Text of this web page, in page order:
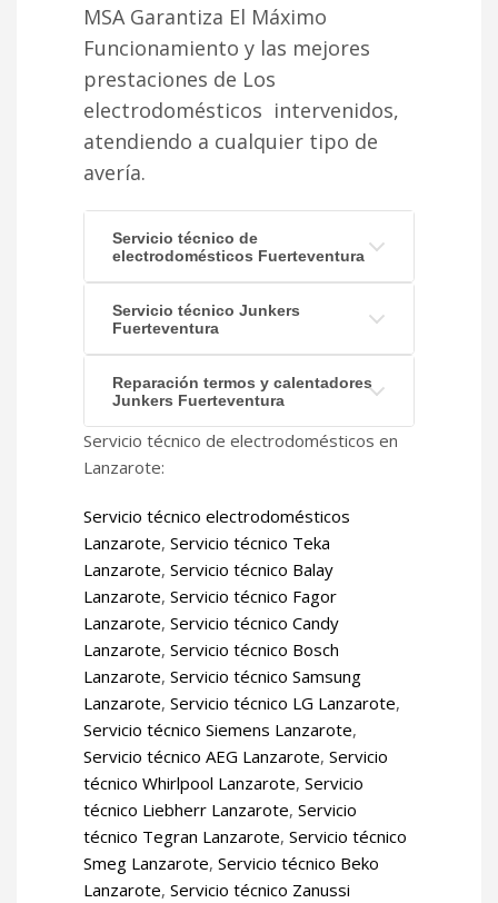
MSA Garantiza El Máximo
Funcionamiento y las mejores
prestaciones de Los
electrodomésticos intervenidos,
atendiendo a cualquier tipo de
avería.
Servicio técnico de
electrodomésticos Fuerteventura
Servicio técnico Junkers
Fuerteventura
Reparación termos y calentadores
Junkers Fuerteventura
Servicio técnico de electrodomésticos en
Lanzarote:
Servicio técnico electrodomésticos
Lanzarote, Servicio técnico Teka
Lanzarote, Servicio técnico Balay
Lanzarote, Servicio técnico Fagor
Lanzarote, Servicio técnico Candy
Lanzarote, Servicio técnico Bosch
Lanzarote, Servicio técnico Samsung
Lanzarote, Servicio técnico LG Lanzarote,
Servicio técnico Siemens Lanzarote,
Servicio técnico AEG Lanzarote, Servicio
técnico Whirlpool Lanzarote, Servicio
técnico Liebherr Lanzarote, Servicio
técnico Tegran Lanzarote, Servicio técnico
Smeg Lanzarote, Servicio técnico Beko
Lanzarote, Servicio técnico Zanussi